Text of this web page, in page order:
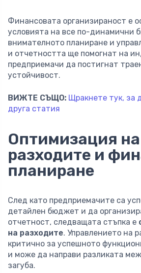
Финансовата организираност е
условията на все по-динамични
внимателното планиране и
и отчетността ще помогнат на
предприемачи да постигнат
устойчивост.
ВИЖТЕ СЪЩО: Щракнете тук, за
друга статия
Оптимизация на
разходите и
планиране
След като предприемачите са
детайлен бюджет и да
отчетност, следващата стъпка е
на разходите. Управлението на
критично за успешното
и може да направи разликата
загуба.